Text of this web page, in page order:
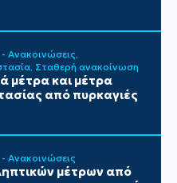
Ανακοινώσεις
Σταθερή ανακοίνωση
μέτρα και μέτρα
από πυρκαγιές
Ανακοινώσεις
μέτρων από